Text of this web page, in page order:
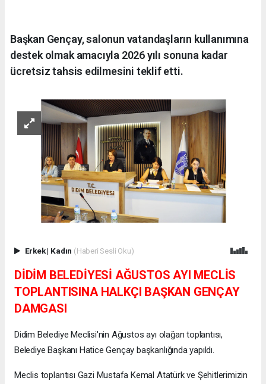
Başkan Gençay, salonun vatandaşların kullanımına
destek olmak amacıyla 2026 yılı sonuna kadar
ücretsiz tahsis edilmesini teklif etti.
Erkek| Kadın (Haberi Sesli Oku)
DİDİM BELEDİYESİ AĞUSTOS AYI MECLİS
TOPLANTISINA HALKÇI BAŞKAN GENÇAY
DAMGASI
Didim Belediye Meclisi'nin Ağustos ayı olağan toplantısı,
Belediye Başkanı Hatice Gençay başkanlığında yapıldı.
Meclis toplantısı Gazi Mustafa Kemal Atatürk ve Şehitlerimizin